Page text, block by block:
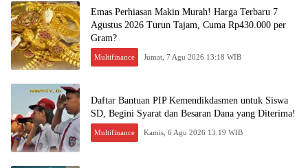
Emas Perhiasan Makin Murah! Harga Terbaru 7
Agustus 2026 Turun Tajam, Cuma Rp430.000 per
Gram?
Multifinance Jumat, 7 Agu 2026 13:18 WIB
Daftar Bantuan PIP Kemendikdasmen untuk Siswa
SD, Begini Syarat dan Besaran Dana yang Diterima!
Multifinance Kamis, 6 Agu 2026 13:19 WIB